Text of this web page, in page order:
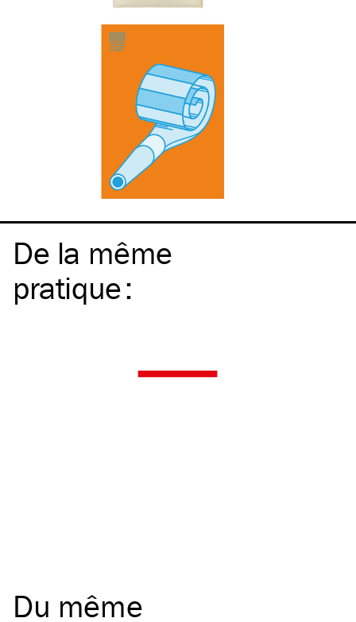
De la même
pratique:
Du même